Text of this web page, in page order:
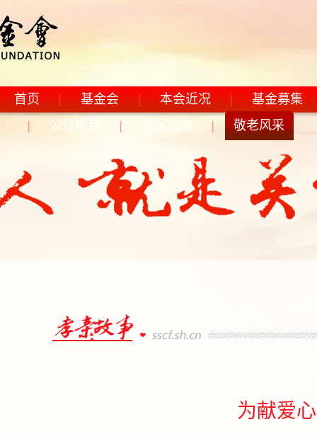
首页 | 基金会 | 本会近况 |
基金募集
|
公益项目 | 各区动态 | 敬老风采
为献爱